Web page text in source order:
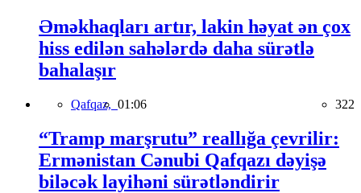
Əməkhaqları artır, lakin həyat ən çox
hiss edilən sahələrdə daha sürətlə
bahalaşır
Qafqaz, 01:06 322
“Tramp marşrutu” reallığa çevrilir:
Ermənistan Cənubi Qafqazı dəyişə
biləcək layihəni sürətləndirir